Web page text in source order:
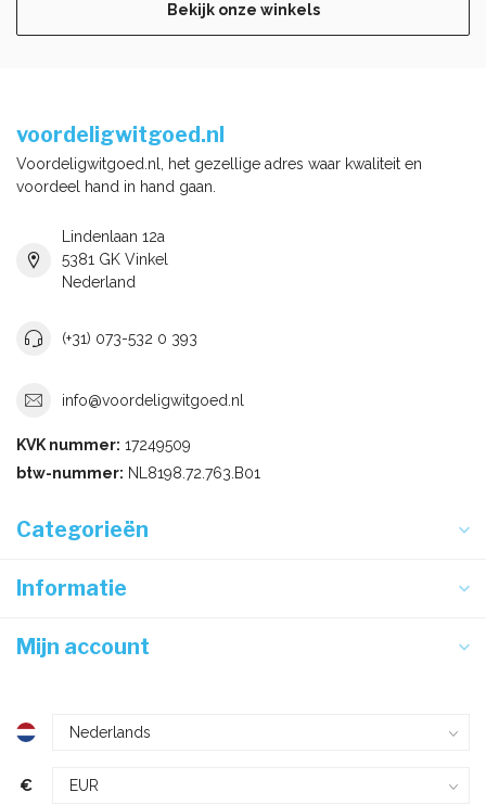
Bekijk onze winkels
voordeligwitgoed.nl
Voordeligwitgoed.nl, het gezellige adres waar kwaliteit en
voordeel hand in hand gaan.
Lindenlaan 12a
5381 GK Vinkel
Nederland
(+31) 073-532 0 393
info@voordeligwitgoed.nl
KVK nummer: 17249509
btw-nummer: NL8198.72.763.B01
Categorieën
Informatie
Mijn account
€